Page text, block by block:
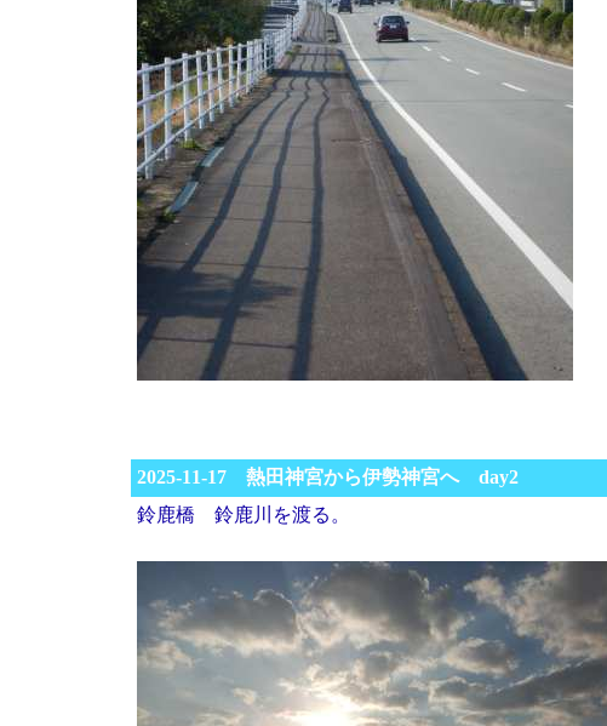
2025-11-17 熱田神宮から伊勢神宮へ day2
鈴鹿橋 鈴鹿川を渡る。